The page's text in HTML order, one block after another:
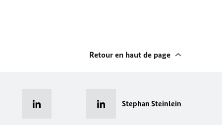
Retour en haut de page
Stephan Steinlein